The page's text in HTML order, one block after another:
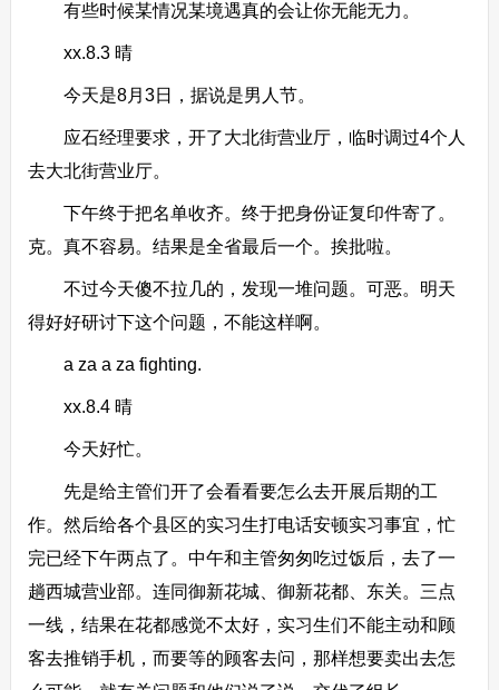
有些时候某情况某境遇真的会让你无能无力。
xx.8.3 晴
今天是8月3日，据说是男人节。
应石经理要求，开了大北街营业厅，临时调过4个人
去大北街营业厅。
下午终于把名单收齐。终于把身份证复印件寄了。
克。真不容易。结果是全省最后一个。挨批啦。
不过今天傻不拉几的，发现一堆问题。可恶。明天
得好好研讨下这个问题，不能这样啊。
a za a za fighting.
xx.8.4 晴
今天好忙。
先是给主管们开了会看看要怎么去开展后期的工
作。然后给各个县区的实习生打电话安顿实习事宜，忙
完已经下午两点了。中午和主管匆匆吃过饭后，去了一
趟西城营业部。连同御新花城、御新花都、东关。三点
一线，结果在花都感觉不太好，实习生们不能主动和顾
客去推销手机，而要等的顾客去问，那样想要卖出去怎